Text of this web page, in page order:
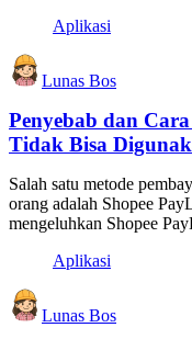
Aplikasi
Lunas Bos
Penyebab dan
Tidak Bisa
Salah satu metode
orang adalah Shopee
mengeluhkan Shopee
Aplikasi
Lunas Bos